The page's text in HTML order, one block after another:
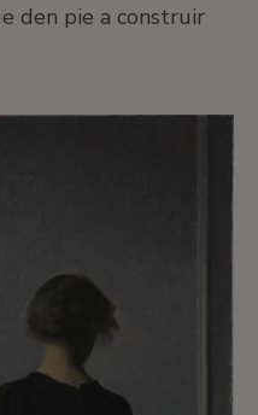
den pie a construir